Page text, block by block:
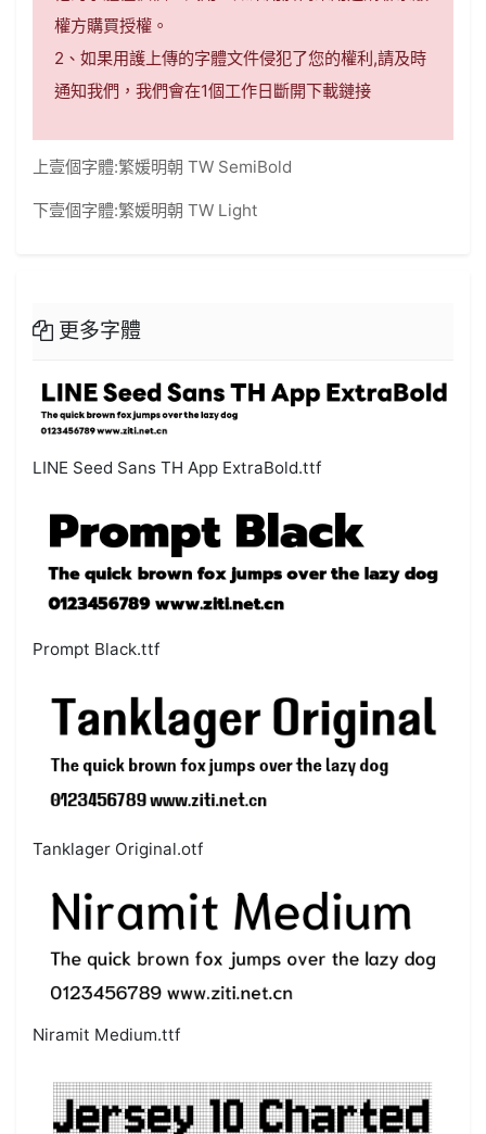
權方購買授權。
2、如果用護上傳的字體文件侵犯了您的權利,請及時
通知我們，我們會在1個工作日斷開下載鏈接
上壹個字體:繁媛明朝 TW SemiBold
下壹個字體:繁媛明朝 TW Light
更多字體
LINE Seed Sans TH App ExtraBold.ttf
Prompt Black.ttf
Tanklager Original.otf
Niramit Medium.ttf